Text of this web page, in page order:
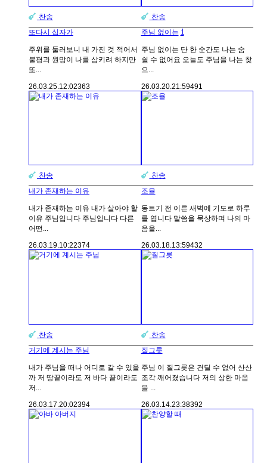
찬송
또다시 십자가
주위를 둘러보니 내 가진 것 적어서
불평과 원망이 나를 삼키려 하지만
또...
26.03.25. 12:02363
찬송
주님 없이는 1
주님 없이는 단 한 순간도 나는 숨
쉴 수 없어요 오늘도 주님을 나는 찾
으...
26.03.20. 21:59491
찬송
내가 존재하는 이유
내가 존재하는 이유 내가 살아야 할
이유 주님입니다 주님입니다 다른
어떤...
26.03.19.10:22374
찬송
조율
동트기 전 이른 새벽에 기도로 하루
를 엽니다 말씀을 묵상하며 나의 마
음을...
26.03.18.13:59432
찬송
거기에 계시는 주님
내가 주님을 떠나 어디로 갈 수 있을
까 저 땅끝이라도 저 바다 끝이라도
저...
26.03.17.20:02394
찬송
질그릇
주님 이 질그릇은 견딜 수 없어 산산
조각 깨어졌습니다 저의 상한 마음
을 ...
26.03.14.23:38392